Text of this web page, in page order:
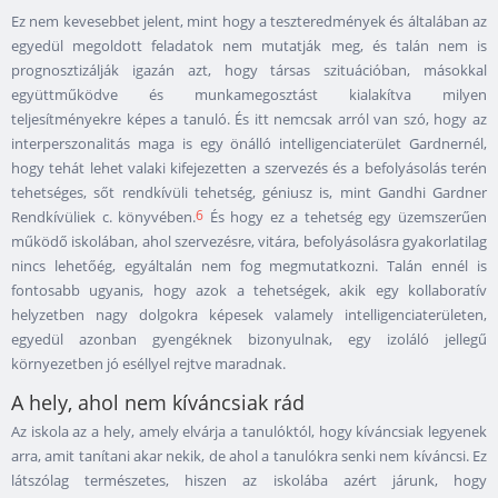
Ez nem kevesebbet jelent, mint hogy a teszteredmények és általában az
egyedül megoldott feladatok nem mutatják meg, és talán nem is
prognosztizálják igazán azt, hogy társas szituációban, másokkal
együttműködve és munkamegosztást kialakítva milyen
teljesítményekre képes a tanuló. És itt nemcsak arról van szó, hogy az
interperszonalitás maga is egy önálló intelligenciaterület Gardnernél,
hogy tehát lehet valaki kifejezetten a szervezés és a befolyásolás terén
tehetséges, sőt rendkívüli tehetség, géniusz is, mint Gandhi Gardner
Rendkívüliek c. könyvében.6 És hogy ez a tehetség egy üzemszerűen
működő iskolában, ahol szervezésre, vitára, befolyásolásra gyakorlatilag
nincs lehetőég, egyáltalán nem fog megmutatkozni. Talán ennél is
fontosabb ugyanis, hogy azok a tehetségek, akik egy kollaboratív
helyzetben nagy dolgokra képesek valamely intelligenciaterületen,
egyedül azonban gyengéknek bizonyulnak, egy izoláló jellegű
környezetben jó eséllyel rejtve maradnak.
A hely, ahol nem kíváncsiak rád
Az iskola az a hely, amely elvárja a tanulóktól, hogy kíváncsiak legyenek
arra, amit tanítani akar nekik, de ahol a tanulókra senki nem kíváncsi. Ez
látszólag természetes, hiszen az iskolába azért járunk, hogy